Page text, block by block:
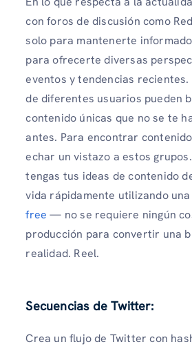
con foros de discusión como
solo para mantenerte
para ofrecerte diversas
eventos y tendencias
de diferentes usuarios pueden
contenido únicas que no se te
antes. Para encontrar
echar un vistazo a estos
tengas tus ideas de contenido
vida rápidamente utilizando una
free — no se requiere ningún
producción para convertir una
realidad. Reel.
Secuencias de Twitter:
Crea un flujo de Twitter con